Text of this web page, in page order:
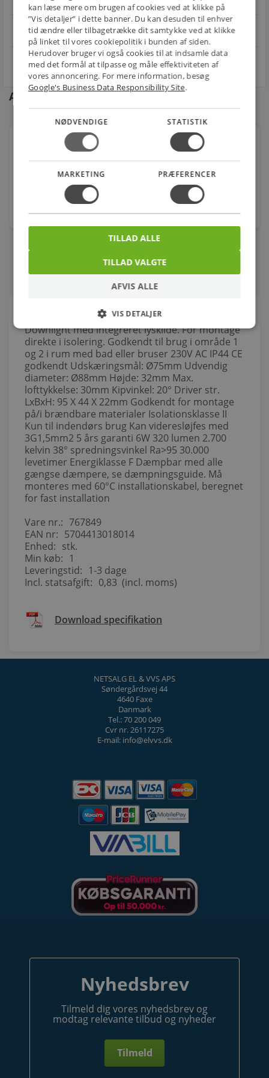
star4.1 på Trustpilot 11,691 anmeldelser open_in_new
Andre kunder købte også
Downlightkabel PKAJ90 3G1,5 90°C hvid, afmålt
kr.
mtr.
Om produktet
Downlight med integreret lyskilde. For montage
direkte i isolering. Godkendt til brug i område 1
og 2 i rum med bad eller bruser 230V AC IP44 CE
godkendt Udskæringsmål: Ø75mm Udvendig
diameter: Ø88mm Højde: 32mm Max.
lofttykkelse: 30mm Kipvinkel: 20° Driver str.
LxBxH: 95 X 44 X 22mm Godkendt for montage
på/i brændbare materialer Isolationsklasse II
Kun til indendørs brug Kan videresløjfes med
3G1,5mm2 5 års garanti 6W 320 lumen 2.700
kelvin 38° spredningsvinkel Ra>95 30.000
levetimer Energiklasse F Dæmpbar med alle
gængse dæmpere, se dæmpningsguide. Må
monteres med 60°C installationskabel, beregnet
for fast installation
Vare nr.: 767849
EAN nr: 5704413018014
Enhed: stk.
Min køb: 1
Leveringstid: 1-3 dage
Incl. statsafgift: 0,83 (incl. moms)
Download specifikation
NETSALG EL & VVS APS
Søndergårdsvej 44
4640 Faxe
Danmark
Tel.: 70 200 049
Cvr nr. 26117275
E-mail: info@elvvs.dk
Nyhedsbrev
Tilmeld dig vores nyhedsbrev og
modtag relevante tilbud og nyheder
Tilmeld
kan læse mere om brugen af cookies ved at klikke på
”Vis detaljer” i dette banner. Du kan desuden til enhver
tid ændre eller tilbagetrække dit samtykke ved at klikke
på linket til vores cookiepolitik i bunden af siden.
Herudover bruger vi også cookies til at indsamle data
med det formål at tilpasse og måle effektiviteten af
vores annoncering. For mere information, besøg
Google's Business Data Responsibility Site.
NØDVENDIGE STATISTIK
MARKETING PRÆFERENCER
TILLAD VALGTE
TILLAD ALLE
AFVIS ALLE
VIS DETALJER